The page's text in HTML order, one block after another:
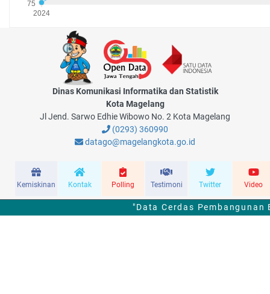
Dinas Komunikasi Informatika dan Statistik
Kota Magelang
Jl Jend. Sarwo Edhie Wibowo No. 2 Kota Magelang
(0293) 360990
datago@magelangkota.go.id
Kemiskinan Kontak Polling Testimoni Twitter Video
"Data Cerdas Pembangunan